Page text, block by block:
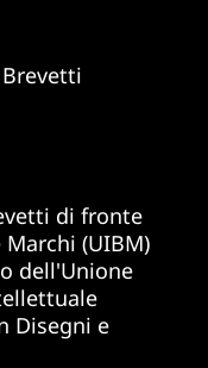
di fronte
(UIBM)
dell'Unione
Disegni e